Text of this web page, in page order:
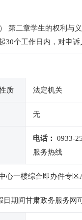
第二章学生的权利与
个工作日内，对申诉
质 法定机关
无
电话：
0933-
服务热线
心一楼综合即办件专区
期间甘肃政务服务